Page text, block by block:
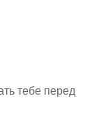
тебе перед